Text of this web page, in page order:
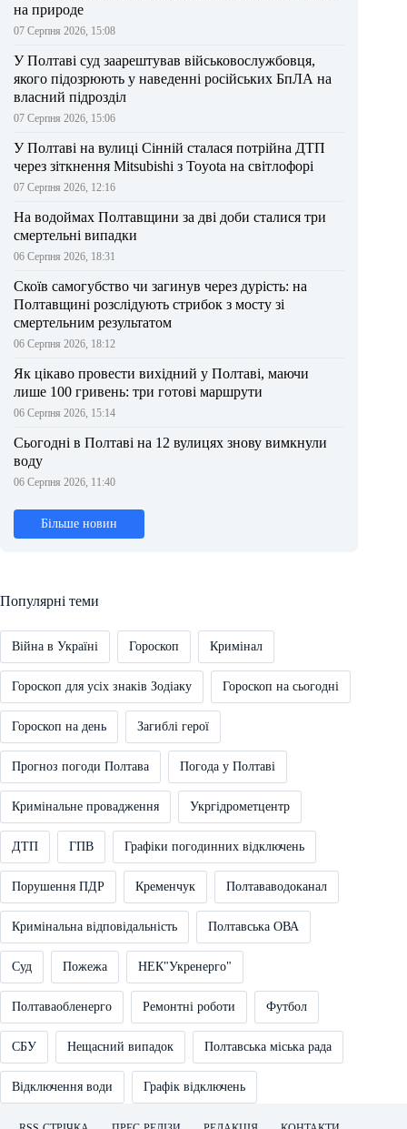
на природе
07 Серпня 2026, 15:08
У Полтаві суд заарештував військовослужбовця,
якого підозрюють у наведенні російських БпЛА на
власний підрозділ
07 Серпня 2026, 15:06
У Полтаві на вулиці Сінній сталася потрійна ДТП
через зіткнення Mitsubishi з Toyota на світлофорі
07 Серпня 2026, 12:16
На водоймах Полтавщини за дві доби сталися три
смертельні випадки
06 Серпня 2026, 18:31
Скоїв самогубство чи загинув через дурість: на
Полтавщині розслідують стрибок з мосту зі
смертельним результатом
06 Серпня 2026, 18:12
Як цікаво провести вихідний у Полтаві, маючи
лише 100 гривень: три готові маршрути
06 Серпня 2026, 15:14
Сьогодні в Полтаві на 12 вулицях знову вимкнули
воду
06 Серпня 2026, 11:40
Більше новин
Популярні теми
Війна в Україні Гороскоп Кримінал
Гороскоп для усіх знаків Зодіаку Гороскоп на сьогодні
Гороскоп на день Загиблі герої
Прогноз погоди Полтава Погода у Полтаві
Кримінальне провадження Укргідрометцентр
ДТП ГПВ Графіки погодинних відключень
Порушення ПДР Кременчук Полтававодоканал
Кримінальна відповідальність Полтавська ОВА
Суд Пожежа НЕК"Укренерго"
Полтаваобленерго Ремонтні роботи Футбол
СБУ Нещасний випадок Полтавська міська рада
Відключення води Графік відключень